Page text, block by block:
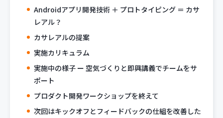
Androidアプリ開発技術 ＋ プロトタイピング ＝ カサ
レアル？
カサレアルの提案
実施カリキュラム
実施中の様子 ー 空気づくりと即興講義でチームをサ
ポート
プロダクト開発ワークショップを終えて
次回はキックオフとフィードバックの仕組を改善した